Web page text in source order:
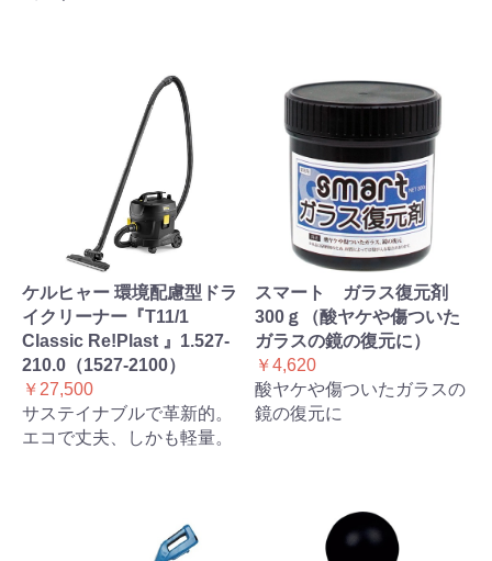
ケルヒャー 環境配慮型ドラ
イクリーナー『T11/1
Classic Re!Plast 』1.527-
210.0（1527-2100）
￥27,500
サステイナブルで革新的。
エコで丈夫、しかも軽量。
スマート ガラス復元剤
300ｇ（酸ヤケや傷ついた
ガラスの鏡の復元に）
￥4,620
酸ヤケや傷ついたガラスの
鏡の復元に